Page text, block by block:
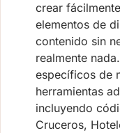
crear
elementos de
contenido sin
realmente
específicos de
herramientas
incluyendo
Cruceros,